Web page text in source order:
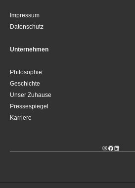
Impressum
Datenschutz
Unternehmen
Philosophie
Geschichte
Unser Zuhause
Pressespiegel
Karriere
Instagram
Facebook
LinkedIn